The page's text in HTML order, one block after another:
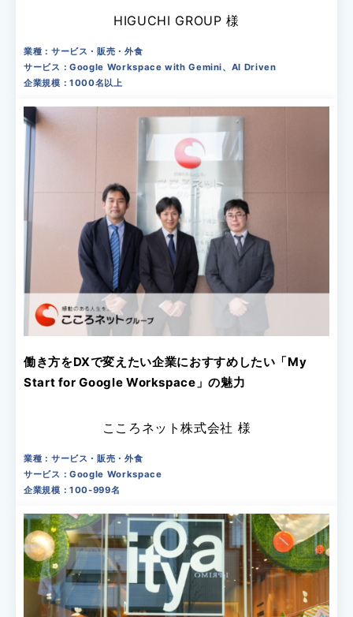
HIGUCHI GROUP 様
業種：サービス・販売・外食
サービス：Google Workspace with Gemini、AI Driven
企業規模：1000名以上
働き方をDXで変えたい企業におすすめしたい「My
Start for Google Workspace」の魅力
こころネット株式会社 様
業種：サービス・販売・外食
サービス：Google Workspace
企業規模：100-999名